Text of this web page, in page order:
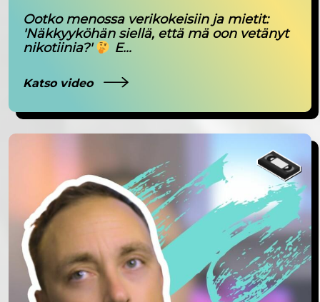
Ootko menossa verikokeisiin ja mietit:
'Näkkyyköhän siellä, että mä oon vetänyt
nikotiinia?'
E...
Katso video